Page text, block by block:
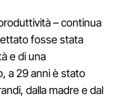
– continua
fosse stata
e di una
a 29 anni è stato
dalla madre e dal